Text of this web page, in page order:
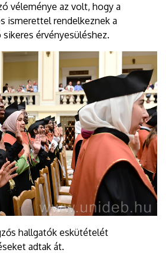
véleménye az volt, hogy a
ismerettel rendelkeznek a
érvényesüléshez.
hallgatók eskütételét
adtak át.